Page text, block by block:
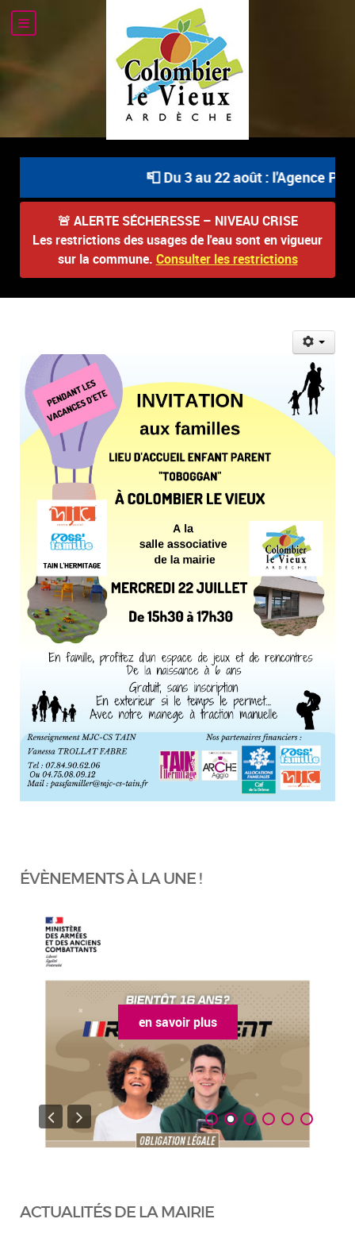
📮 Du 3 au 22 août : l'Agence
🚨 ALERTE SÉCHERESSE – NIVEAU CRISE
Les restrictions des usages de l'eau sont en vigueur
sur la commune. Consulter les restrictions
ÉVÈNEMENTS À LA UNE !
en savoir plus
ACTUALITÉS DE LA MAIRIE